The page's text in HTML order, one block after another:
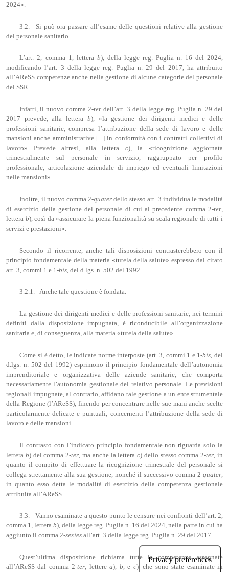
2024».
3.2.– Si può ora passare all’esame delle questioni relative alla gestione
del personale sanitario.
L’art. 2, comma 1, lettera b), della legge reg. Puglia n. 16 del 2024,
modificando l’art. 3 della legge reg. Puglia n. 29 del 2017, ha attribuito
all’AReSS competenze anche nella gestione di alcune categorie del personale
del SSR.
Infatti, il nuovo comma 2-ter dell’art. 3 della legge reg. Puglia n. 29 del
2017 prevede, alla lettera b), «la gestione dei dirigenti medici e delle
professioni sanitarie, compresa l’attribuzione della sede di lavoro e delle
mansioni anche amministrative [...] in conformità con i contratti collettivi di
lavoro» Prevede altresì, alla lettera c), la «ricognizione aggiornata
trimestralmente sul personale in servizio, raggruppato per profilo
professionale, articolazione aziendale di impiego ed eventuali limitazioni
nelle mansioni».
Inoltre, il nuovo comma 2-quater dello stesso art. 3 individua le modalità
di esercizio della gestione del personale di cui al precedente comma 2-ter,
lettera b), così da «assicurare la piena funzionalità su scala regionale di tutti i
servizi e prestazioni».
Secondo il ricorrente, anche tali disposizioni contrasterebbero con il
principio fondamentale della materia «tutela della salute» espresso dal citato
art. 3, commi 1 e 1-bis , del d.lgs. n. 502 del 1992.
3.2.1.– Anche tale questione è fondata.
La gestione dei dirigenti medici e delle professioni sanitarie, nei termini
definiti dalla disposizione impugnata, è riconducibile all’organizzazione
sanitaria e, di conseguenza, alla materia «tutela della salute».
Come si è detto, le indicate norme interposte (art. 3, commi 1 e 1-bis, del
d.lgs. n. 502 del 1992) esprimono il principio fondamentale dell’autonomia
imprenditoriale e organizzativa delle aziende sanitarie, che comporta
necessariamente l’autonomia gestionale del relativo personale. Le previsioni
regionali impugnate, al contrario, affidano tale gestione a un ente strumentale
della Regione (l’AReSS), finendo per concentrare nelle sue mani anche scelte
particolarmente delicate e puntuali, concernenti l’attribuzione della sede di
lavoro e delle mansioni.
Il contrasto con l’indicato principio fondamentale non riguarda solo la
lettera b) del comma 2-ter , ma anche la letterac) dello stesso comma 2-ter , in
quanto il compito di effettuare la ricognizione trimestrale del personale si
collega strettamente alla sua gestione, nonché il successivo comma 2-quater
in quanto esso detta le modalità di esercizio della competenza gestionale
attribuita all’AReSS.
3.3.– Vanno esaminate a questo punto le censure nei confronti dell’art. 2,
comma 1, lettera b), della legge reg. Puglia n. 16 del 2024, nella parte in cui ha
aggiunto il comma 2-sexies all’art. 3 della legge reg. Puglia n. 29 del 2017.
Quest’ultima disposizione richiama tutte le competenze assegnate
all’AReSS dal comma 2-ter, letterea), b, e c), che sono state esaminate in